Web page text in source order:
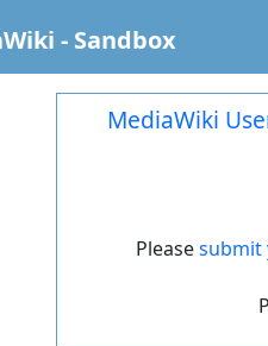
- Sandbox
MediaWiki
Pleasesubmit